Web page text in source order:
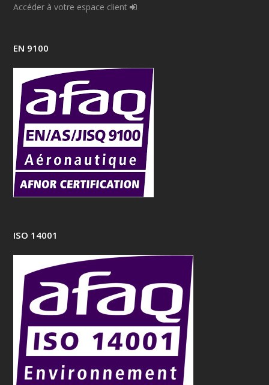
Accéder à votre espace client
EN 9100
ISO 14001